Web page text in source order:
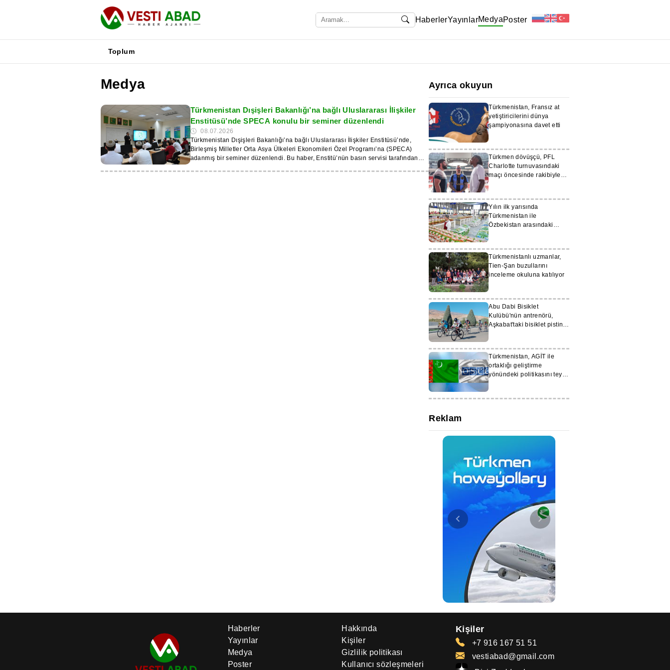
HaberlerYayınlarMedyaPoster
Toplum
Medya
Türkmenistan Dışişleri Bakanlığı’na bağlı Uluslararası İlişkiler
Enstitüsü’nde SPECA konulu bir seminer düzenlendi
08.07.2026
Türkmenistan Dışişleri Bakanlığı’na bağlı Uluslararası İlişkiler Enstitüsü’nde,
Birleşmiş Milletler Orta Asya Ülkeleri Ekonomileri Özel Programı’na (SPECA)
adanmış bir seminer düzenlendi. Bu haber, Enstitü’nün basın servisi tarafından
Ayrıca okuyun
Türkmenistan, Fransız at
yetiştiricilerini dünya
şampiyonasına davet etti
Türkmen dövüşçü, PFL
Charlotte turnuvasındaki
maçı öncesinde rakibiyle
Yılın ilk yarısında
Türkmenistan ile
Özbekistan arasındaki
Türkmenistanlı uzmanlar,
Tien-Şan buzullarını
inceleme okuluna katılıyor
Abu Dabi Bisiklet
Kulübü'nün antrenörü,
Aşkabat'taki bisiklet pistini
Türkmenistan, AGİT ile
ortaklığı geliştirme
yönündeki politikasını teyit
Reklam
Haberler
Yayınlar
Medya
Poster
Hakkında
Kişiler
Gizlilik politikası
Kullanıcı sözleşmeleri
Kişiler
+7 916 167 51 51
vestiabad@gmail.com